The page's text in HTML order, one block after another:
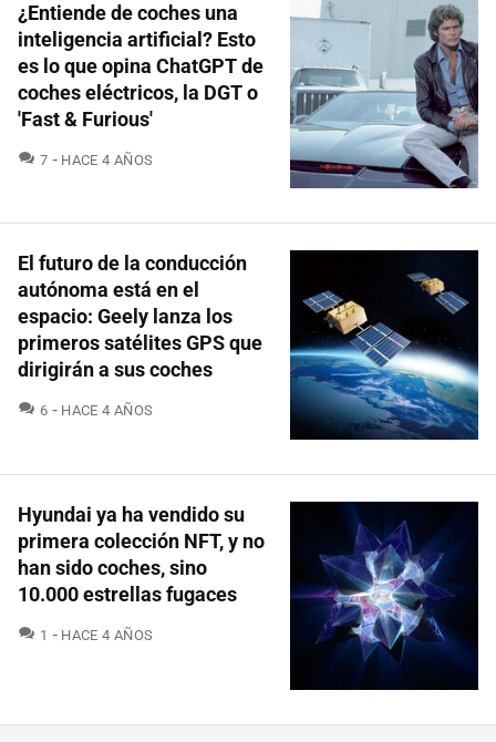
¿Entiende de coches una
inteligencia artificial? Esto
es lo que opina ChatGPT de
coches eléctricos, la DGT o
'Fast & Furious'
7 COMENTARIOS
HACE 4 AÑOS
El futuro de la conducción
autónoma está en el
espacio: Geely lanza los
primeros satélites GPS que
dirigirán a sus coches
6 COMENTARIOS
HACE 4 AÑOS
Hyundai ya ha vendido su
primera colección NFT, y no
han sido coches, sino
10.000 estrellas fugaces
1 COMENTARIOS
HACE 4 AÑOS